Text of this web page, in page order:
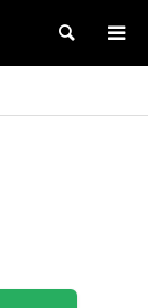
検索